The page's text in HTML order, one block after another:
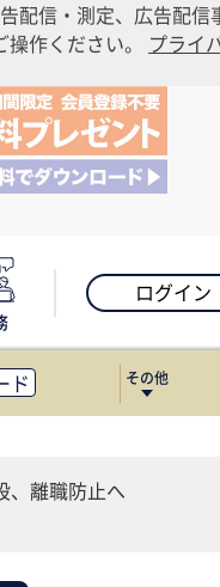
配信・測定、広告配
作ください。 プライ
ログイン
ド
ス移転
その他
、離職防止へ